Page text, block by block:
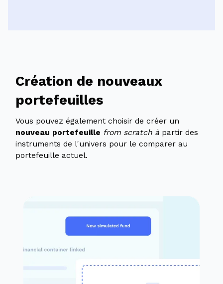
Création de nouveaux
portefeuilles
Vous pouvez également choisir de créer un
nouveau portefeuille from scratch à partir des
instruments de l'univers pour le comparer au
portefeuille actuel.